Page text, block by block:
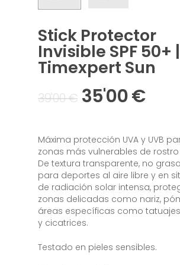
Stick Protector
Invisible SPF 50+ |
Timexpert Sun
39'00€ 35'00€
Máxima protección UVA y UVB
zonas más vulnerables de
De textura transparente, no
para deportes al aire libre y en
de radiación solar intensa,
zonas delicadas como nariz,
áreas específicas como
y cicatrices.
Testado en pieles sensibles.